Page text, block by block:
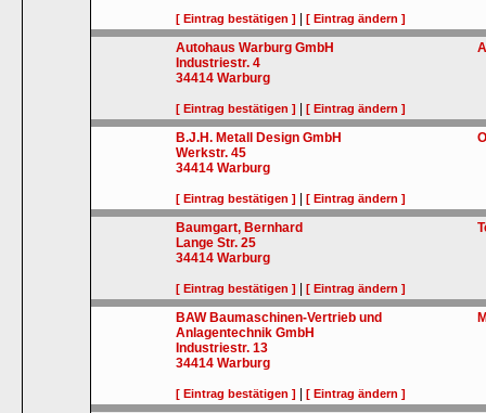
[ Eintrag bestätigen ] |[ Eintrag ändern ]
Autohaus Warburg GmbH
Industriestr. 4
34414 Warburg
[ Eintrag bestätigen ] |[ Eintrag ändern ]
B.J.H. Metall Design GmbH
Werkstr. 45
34414 Warburg
[ Eintrag bestätigen ] |[ Eintrag ändern ]
Baumgart, Bernhard
Lange Str. 25
34414 Warburg
[ Eintrag bestätigen ] |[ Eintrag ändern ]
BAW Baumaschinen-Vertrieb und
Anlagentechnik GmbH
Industriestr. 13
34414 Warburg
[ Eintrag bestätigen ] |[ Eintrag ändern ]